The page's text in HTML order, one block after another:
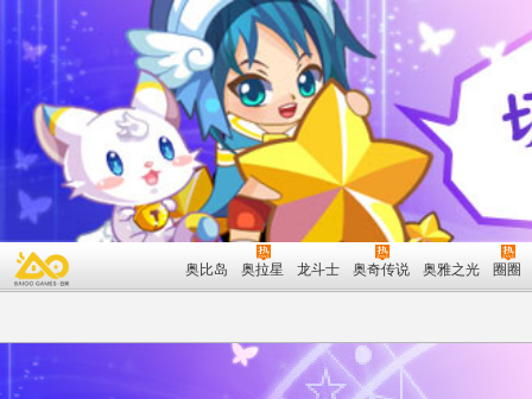
奥比岛 奥拉星 龙斗士 奥奇传说 奥雅之光 圈圈